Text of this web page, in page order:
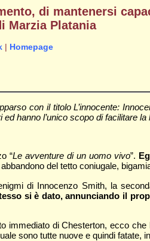
di mantenersi
Marzia Platania
| Homepage
con il titolo L’innocente:
hanno l’unico scopo di facilitare la
“Le avventure di un uomo vivo”.
del tetto coniugale,
di Innocenzo Smith, la
si è dato, annunciando il
immediato di Chesterton, ecco
sono tutte nuove e quindi fatate,